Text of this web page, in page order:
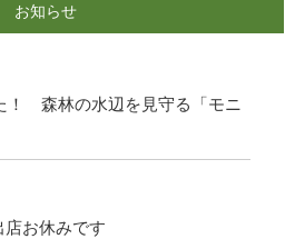
お知らせ
！ 森林の水辺を見守る「モニ
店お休みです